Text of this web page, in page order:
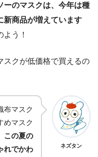
ーのマスクは、今年は種
新商品が増えています
う！
スクが低価格で買えるの
布マスク
めマスク
この夏の
れでかわ
ネズタン